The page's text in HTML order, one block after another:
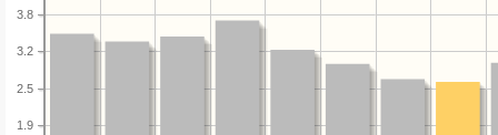
1.9
2.5
3.2
3.8